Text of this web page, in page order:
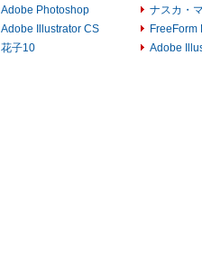
Adobe Photoshop
ナスカ・
Adobe Illustrator CS
花子10
Adobe